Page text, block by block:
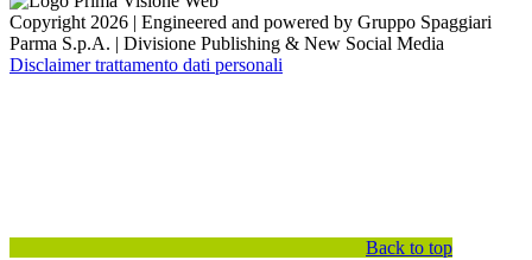
Copyright 2026 | Engineered and powered by Gruppo Spaggiari
Parma S.p.A. | Divisione Publishing & New Social Media
Disclaimer trattamento dati personali
Back to top